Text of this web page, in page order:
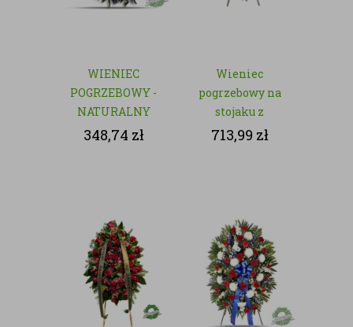
WIENIEC
POGRZEBOWY -
NATURALNY
348,74 zł
Wieniec
pogrzebowy na
stojaku z
czerwonych róż
713,99 zł